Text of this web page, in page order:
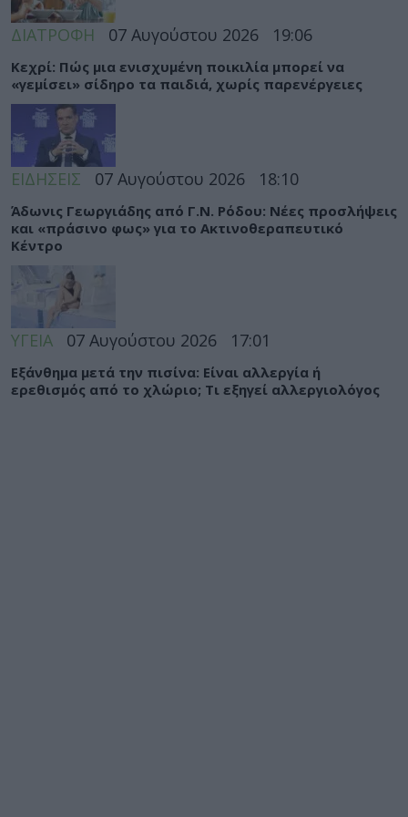
ΔΙΑΤΡΟΦΗ 07 Αυγούστου 2026 19:06
Κεχρί: Πώς μια ενισχυμένη ποικιλία μπορεί να
«γεμίσει» σίδηρο τα παιδιά, χωρίς παρενέργειες
ΕΙΔΗΣΕΙΣ 07 Αυγούστου 2026 18:10
Άδωνις Γεωργιάδης από Γ.Ν. Ρόδου: Νέες προσλήψεις
και «πράσινο φως» για το Ακτινοθεραπευτικό
Κέντρο
ΥΓΕΙΑ 07 Αυγούστου 2026 17:01
Εξάνθημα μετά την πισίνα: Είναι αλλεργία ή
ερεθισμός από το χλώριο; Τι εξηγεί αλλεργιολόγος